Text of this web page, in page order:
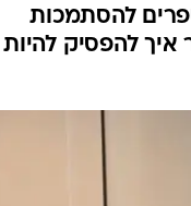
להסתמכות
איך להפסיק להיות